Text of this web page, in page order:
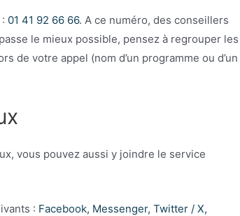
01 41 92 66 66. A ce numéro, des conseillers
le mieux possible, pensez à regrouper les
de votre appel (nom d’un programme ou d’un
vous pouvez aussi y joindre le service
: Facebook, Messenger, Twitter / X,